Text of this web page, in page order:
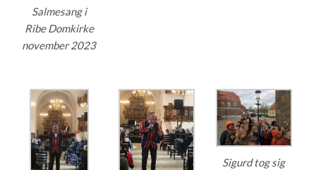
Salmesang i
Ribe Domkirke
november 2023
Sigurd tog sig